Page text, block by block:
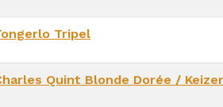
Tripel
Quint Blonde Dorée /